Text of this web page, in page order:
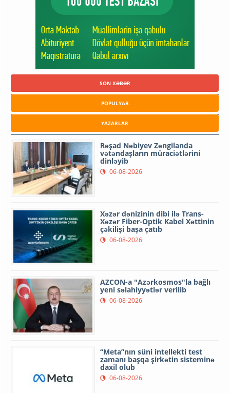
SON XƏBƏR
POPULYAR
YAZARLAR
Rəşad Nəbiyev Zəngilanda
vətəndaşların müraciətlərini
dinləyib
06-08-2026
Xəzər dənizinin dibi ilə Trans-
Xəzər Fiber-Optik Kabel Xəttinin
çəkilişi başa çatıb
06-08-2026
AZCON-a "Azərkosmos"la bağlı
yeni səlahiyyətlər verilib
06-08-2026
“Meta”nın süni intellekti test
zamanı başqa şirkətin sisteminə
daxil olub
06-08-2026